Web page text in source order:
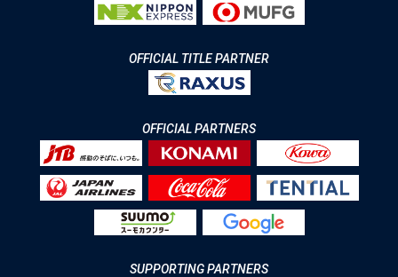
OFFICIAL TITLE PARTNER
OFFICIAL PARTNERS
SUPPORTING PARTNERS